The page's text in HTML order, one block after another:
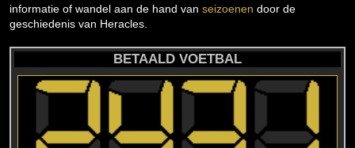
informatie of wandel aan de hand van seizoenen door de
geschiedenis van Heracles.
BETAALD VOETBAL